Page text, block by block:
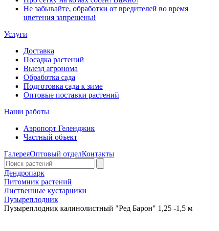
Не забывайте, обработки от вредителей во время
цветения запрещены!
Услуги
Доставка
Посадка растений
Выезд агронома
Обработка сада
Подготовка сада к зиме
Оптовые поставки растений
Наши работы
Аэропорт Геленджик
Частный объект
ГалереяОптовый отделКонтакты
Дендропарк
Питомник растений
Лиственные кустарники
Пузыреплодник
Пузыреплодник калинолистный "Ред Барон" 1,25 -1,5 м